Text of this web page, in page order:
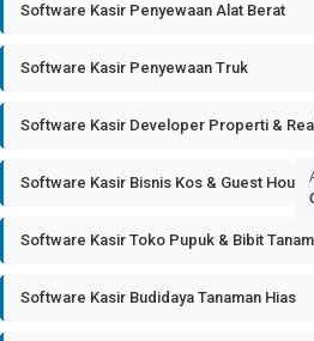
Software Kasir Penyewaan Alat Berat
Software Kasir Penyewaan Truk
Software Kasir Developer Properti &
Software Kasir Bisnis Kos & Guest House
Software Kasir Toko Pupuk & Bibit
Software Kasir Budidaya Tanaman Hias